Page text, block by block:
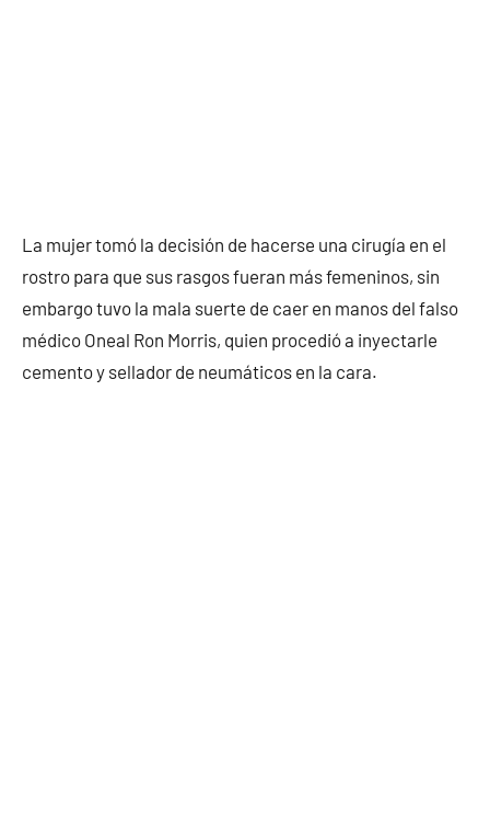
La mujer tomó la decisión de hacerse una cirugía en el
rostro para que sus rasgos fueran más femeninos, sin
embargo tuvo la mala suerte de caer en manos del falso
médico Oneal Ron Morris, quien procedió a inyectarle
cemento y sellador de neumáticos en la cara.